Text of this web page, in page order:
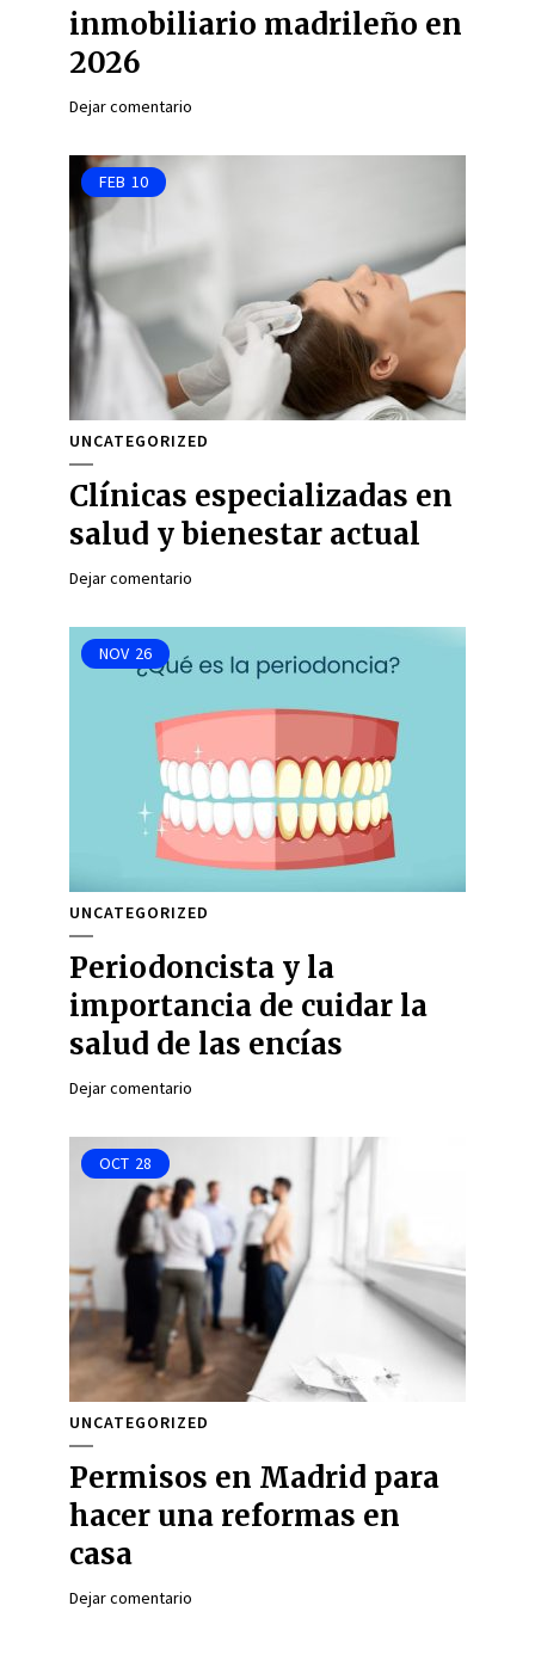
inmobiliario madrileño en
2026
Dejar comentario
FEB 10
UNCATEGORIZED
Clínicas especializadas en
salud y bienestar actual
Dejar comentario
NOV 26
UNCATEGORIZED
Periodoncista y la
importancia de cuidar la
salud de las encías
Dejar comentario
OCT 28
UNCATEGORIZED
Permisos en Madrid para
hacer una reformas en
casa
Dejar comentario